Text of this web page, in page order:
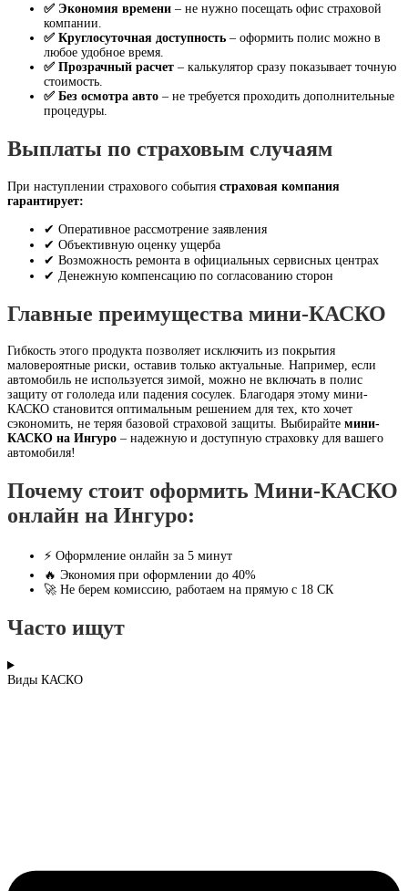
✅ Экономия времени – не нужно посещать офис страховой
компании.
✅ Круглосуточная доступность – оформить полис можно в
любое удобное время.
✅ Прозрачный расчет – калькулятор сразу показывает точную
стоимость.
✅ Без осмотра авто – не требуется проходить дополнительные
процедуры.
Выплаты по страховым случаям
При наступлении страхового события страховая компания
гарантирует:
✔ Оперативное рассмотрение заявления
✔ Объективную оценку ущерба
✔ Возможность ремонта в официальных сервисных центрах
✔ Денежную компенсацию по согласованию сторон
Главные преимущества мини-КАСКО
Гибкость этого продукта позволяет исключить из покрытия
маловероятные риски, оставив только актуальные. Например, если
автомобиль не используется зимой, можно не включать в полис
защиту от гололеда или падения сосулек. Благодаря этому мини-
КАСКО становится оптимальным решением для тех, кто хочет
сэкономить, не теряя базовой страховой защиты. Выбирайте мини-
КАСКО на Ингуро – надежную и доступную страховку для вашего
автомобиля!
Почему стоит оформить Мини-КАСКО
онлайн на Ингуро:
⚡ Оформление онлайн за 5 минут
🔥 Экономия при оформлении до 40%
🚀 Не берем комиссию, работаем на прямую с 18 СК
Часто ищут
Виды КАСКО